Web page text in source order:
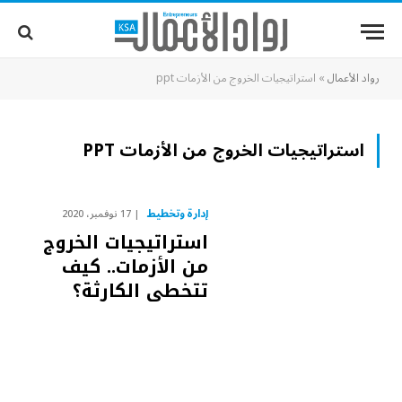
رواد الأعمال» استراتيجيات الخروج من الأزمات ppt
استراتيجيات الخروج من الأزمات PPT
إدارة وتخطيط 17 نوفمبر، 2020
استراتيجيات الخروج
من الأزمات.. كيف
تتخطى الكارثة؟